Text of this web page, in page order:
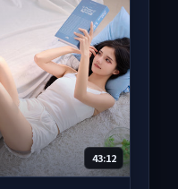
43:12